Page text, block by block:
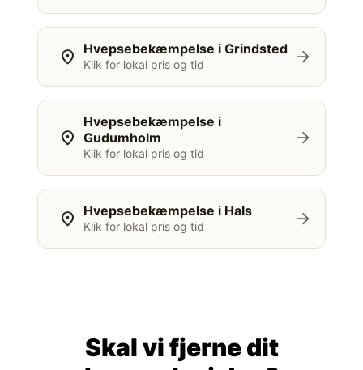
location_on Hvepsebekæmpelse i Grindsted
Klik for lokal pris og tid arrow_forward
location_on
Hvepsebekæmpelse i
Gudumholm
Klik for lokal pris og tid
arrow_forward
location_on Hvepsebekæmpelse i Hals
Klik for lokal pris og tid arrow_forward
Skal vi fjerne dit